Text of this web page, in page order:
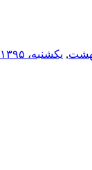
, یکشنبه، ۱۳۹۵